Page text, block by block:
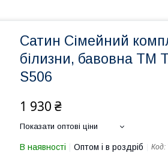
Сатин Сімейний
білизни, бавовна ТМ
S506
1 930 ₴
Показати оптові ціни
В наявності Оптом і в роздріб Код: